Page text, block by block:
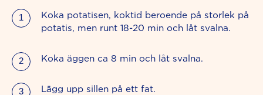
Koka potatisen, koktid beroende på storlek på
potatis, men runt 18-20 min och låt svalna.
Koka äggen ca 8 min och låt svalna.
Lägg upp sillen på ett fat.